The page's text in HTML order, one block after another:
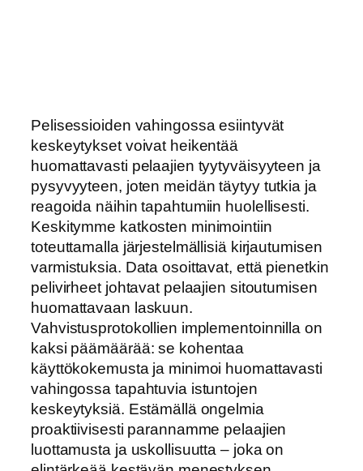
Pelisessioiden vahingossa esiintyvät
keskeytykset voivat heikentää
huomattavasti pelaajien tyytyväisyyteen ja
pysyvyyteen, joten meidän täytyy tutkia ja
reagoida näihin tapahtumiin huolellisesti.
Keskitymme katkosten minimointiin
toteuttamalla järjestelmällisiä kirjautumisen
varmistuksia. Data osoittavat, että pienetkin
pelivirheet johtavat pelaajien sitoutumisen
huomattavaan laskuun.
Vahvistusprotokollien implementoinnilla on
kaksi päämäärää: se kohentaa
käyttökokemusta ja minimoi huomattavasti
vahingossa tapahtuvia istuntojen
keskeytyksiä. Estämällä ongelmia
proaktiivisesti parannamme pelaajien
luottamusta ja uskollisuutta – joka on